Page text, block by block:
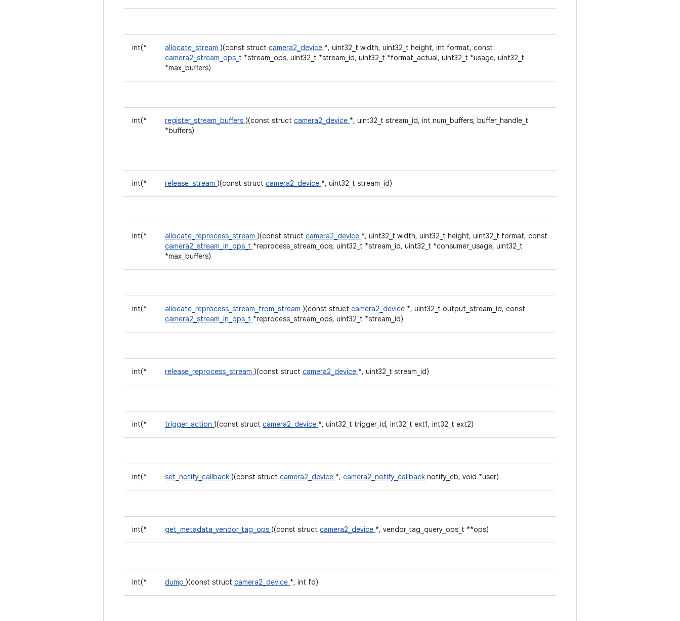
int(* allocate_stream )(const struct camera2_device *, uint32_t width, uint32_t height, int format, const
camera2_stream_ops_t *stream_ops, uint32_t *stream_id, uint32_t *format_actual, uint32_t *usage, uint32_t
*max_buffers)
int(* register_stream_buffers )(const struct camera2_device *, uint32_t stream_id, int num_buffers, buffer_handle_t
*buffers)
int(* release_stream )(const struct camera2_device *, uint32_t stream_id)
int(* allocate_reprocess_stream )(const struct camera2_device *, uint32_t width, uint32_t height, uint32_t format, const
camera2_stream_in_ops_t *reprocess_stream_ops, uint32_t *stream_id, uint32_t *consumer_usage, uint32_t
*max_buffers)
int(* allocate_reprocess_stream_from_stream )(const struct camera2_device *, uint32_t output_stream_id, const
camera2_stream_in_ops_t *reprocess_stream_ops, uint32_t *stream_id)
int(* release_reprocess_stream )(const struct camera2_device *, uint32_t stream_id)
int(* trigger_action )(const struct camera2_device *, uint32_t trigger_id, int32_t ext1, int32_t ext2)
int(* set_notify_callback )(const struct camera2_device *, camera2_notify_callback notify_cb, void *user)
int(* get_metadata_vendor_tag_ops )(const struct camera2_device *, vendor_tag_query_ops_t **ops)
int(* dump )(const struct camera2_device *, int fd)